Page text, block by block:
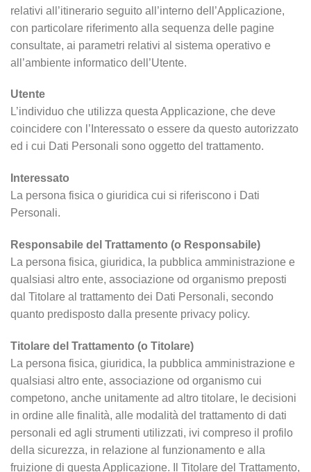
relativi all’itinerario seguito all’interno dell’Applicazione,
con particolare riferimento alla sequenza delle pagine
consultate, ai parametri relativi al sistema operativo e
all’ambiente informatico dell’Utente.
Utente
L’individuo che utilizza questa Applicazione, che deve
coincidere con l’Interessato o essere da questo autorizzato
ed i cui Dati Personali sono oggetto del trattamento.
Interessato
La persona fisica o giuridica cui si riferiscono i Dati
Personali.
Responsabile del Trattamento (o Responsabile)
La persona fisica, giuridica, la pubblica amministrazione e
qualsiasi altro ente, associazione od organismo preposti
dal Titolare al trattamento dei Dati Personali, secondo
quanto predisposto dalla presente privacy policy.
Titolare del Trattamento (o Titolare)
La persona fisica, giuridica, la pubblica amministrazione e
qualsiasi altro ente, associazione od organismo cui
competono, anche unitamente ad altro titolare, le decisioni
in ordine alle finalità, alle modalità del trattamento di dati
personali ed agli strumenti utilizzati, ivi compreso il profilo
della sicurezza, in relazione al funzionamento e alla
fruizione di questa Applicazione. Il Titolare del Trattamento,